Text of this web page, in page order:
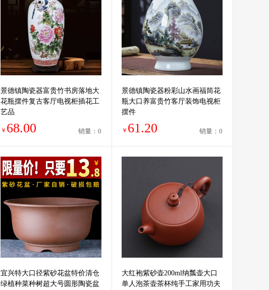
景德镇陶瓷器富贵竹书房落地大
花瓶摆件复古客厅电视柜插花工
艺品
￥ 68.00 销量：0
景德镇陶瓷器粉彩山水画福筒花
瓶大口养富贵竹客厅装饰电视柜
摆件
￥ 61.20 销量：0
宜兴特大口径紫砂花盆特价清仓
绿植种菜种树超大号圆形陶瓷盆
大红袍紫砂壶200ml纳瓢壶大口
单人泡茶壶茶杯纯手工家用功夫